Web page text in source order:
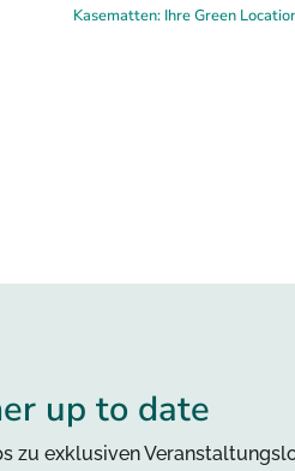
Kasematten: Ihre Green
up to date
exklusiven